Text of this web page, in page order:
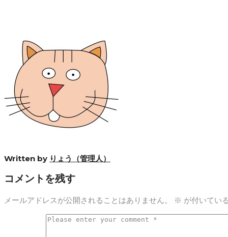
Written by りょう（管理人）
コメントを残す
メールアドレスが公開されることはありません。 ※ が付いてい